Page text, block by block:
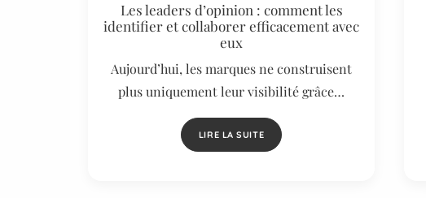
Les leaders d’opinion : comment les
identifier et collaborer efficacement avec
eux
Aujourd’hui, les marques ne construisent
plus uniquement leur visibilité grâce…
LIRE LA SUITE